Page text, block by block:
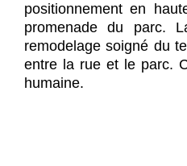
positionnement en
promenade du parc.
remodelage soigné du
entre la rue et le parc.
humaine.